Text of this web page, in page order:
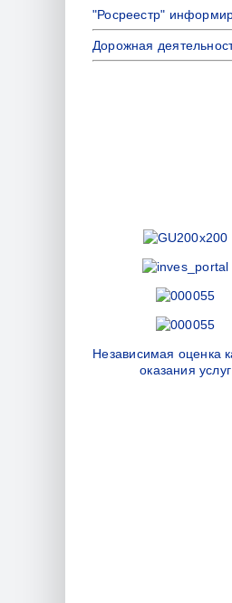
"Росреестр"
Дорожная
Независимая оценка
оказания услуг